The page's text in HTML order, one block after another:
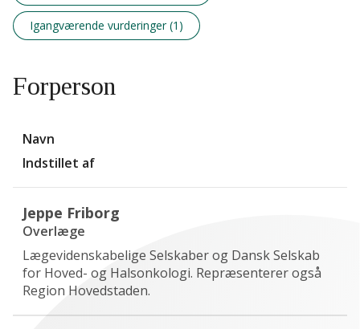
Igangværende vurderinger (1)
Forperson
Navn
Indstillet af
Jeppe Friborg
Overlæge
Lægevidenskabelige Selskaber og Dansk Selskab
for Hoved- og Halsonkologi. Repræsenterer også
Region Hovedstaden.